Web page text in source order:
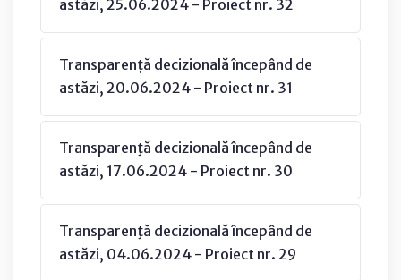
astăzi, 25.06.2024 - Proiect nr. 32
Transparență decizională începând de
astăzi, 20.06.2024 - Proiect nr. 31
Transparenţă decizională începând de
astăzi, 17.06.2024 - Proiect nr. 30
Transparenţă decizională începând de
astăzi, 04.06.2024 - Proiect nr. 29